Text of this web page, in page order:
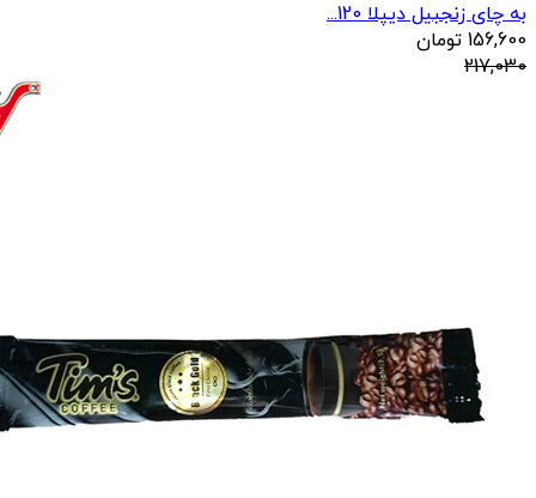
به چای زنجبیل دیپلا 120...
156,600 تومان
217,030